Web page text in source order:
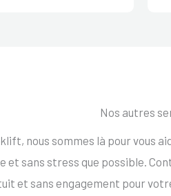
Nos autres
nous sommes là pour vous
et sans stress que possible.
et sans engagement pour